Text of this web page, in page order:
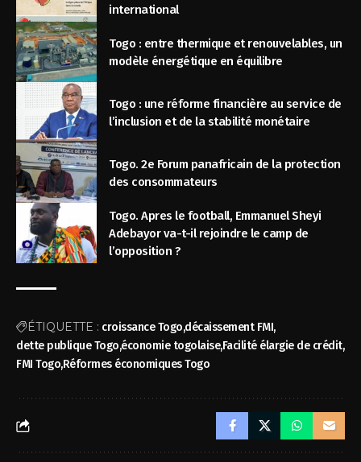
international
Togo : entre thermique et renouvelables, un
modèle énergétique en équilibre
Togo : une réforme financière au service de
l’inclusion et de la stabilité monétaire
Togo. 2e Forum panafricain de la protection
des consommateurs
Togo. Apres le football, Emmanuel Sheyi
Adebayor va-t-il rejoindre le camp de
l’opposition ?
ÉTIQUETTE : croissance Togodécaissement FMI
dette publique Togoéconomie togolaiseFacilité élargie de crédit
FMI TogoRéformes économiques Togo